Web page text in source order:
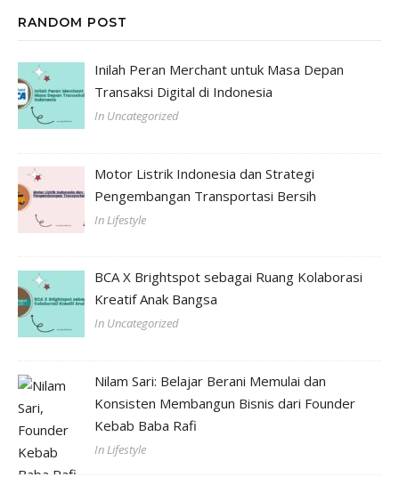
RANDOM POST
Inilah Peran Merchant untuk Masa Depan
Transaksi Digital di Indonesia
In Uncategorized
Motor Listrik Indonesia dan Strategi
Pengembangan Transportasi Bersih
In Lifestyle
BCA X Brightspot sebagai Ruang Kolaborasi
Kreatif Anak Bangsa
In Uncategorized
Nilam Sari: Belajar Berani Memulai dan
Konsisten Membangun Bisnis dari Founder
Kebab Baba Rafi
In Lifestyle